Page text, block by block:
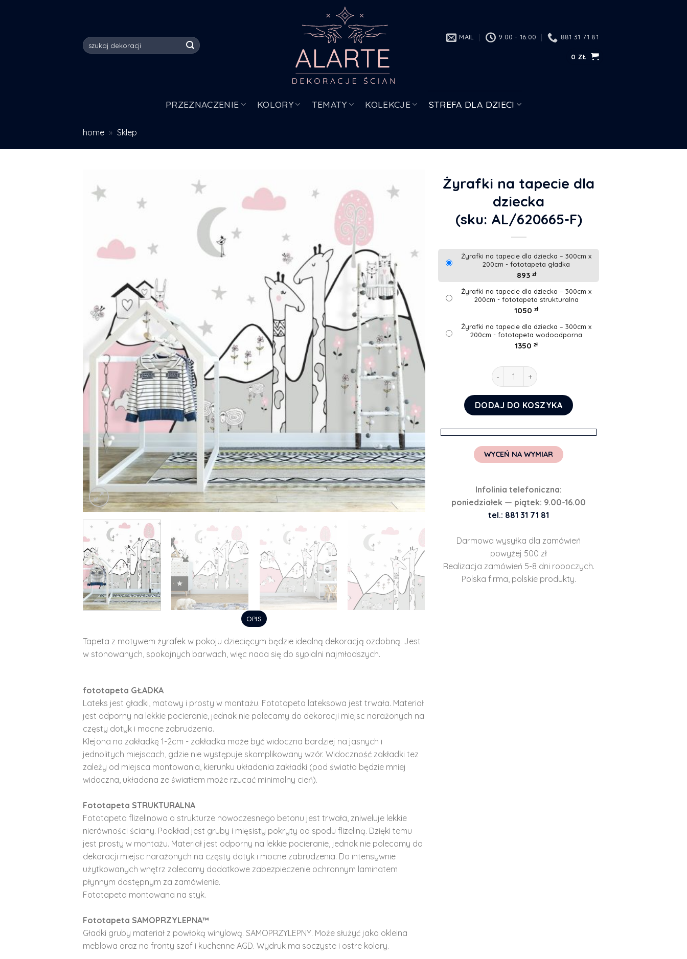
Szukaj:
MAIL 9:00 - 16:00 881 31 71 81
0 ZŁ
PRZEZNACZENIE KOLORY TEMATY KOLEKCJE STREFA DLA DZIECI
home » Sklep
OPIS
Tapeta z motywem żyrafek w pokoju dziecięcym będzie idealną dekoracją ozdobną. Jest
w stonowanych, spokojnych barwach, więc nada się do sypialni najmłodszych.
fototapeta GŁADKA
Lateks jest gładki, matowy i prosty w montażu. Fototapeta lateksowa jest trwała. Materiał
jest odporny na lekkie pocieranie, jednak nie polecamy do dekoracji miejsc narażonych na
częsty dotyk i mocne zabrudzenia.
Klejona na zakładkę 1-2cm - zakładka może być widoczna bardziej na jasnych i
jednolitych miejscach, gdzie nie występuje skomplikowany wzór. Widoczność zakładki tez
zależy od miejsca montowania, kierunku układania zakładki (pod światło będzie mniej
widoczna, układana ze światłem może rzucać minimalny cień).
Fototapeta STRUKTURALNA
Fototapeta flizelinowa o strukturze nowoczesnego betonu jest trwała, zniweluje lekkie
nierówności ściany. Podkład jest gruby i mięsisty pokryty od spodu flizeliną. Dzięki temu
jest prosty w montażu. Materiał jest odporny na lekkie pocieranie, jednak nie polecamy do
dekoracji miejsc narażonych na częsty dotyk i mocne zabrudzenia. Do intensywnie
użytkowanych wnętrz zalecamy dodatkowe zabezpieczenie ochronnym laminatem
płynnym dostępnym za zamówienie.
Fototapeta montowana na styk.
Fototapeta SAMOPRZYLEPNA™
Gładki gruby materiał z powłoką winylową. SAMOPRZYLEPNY. Może służyć jako okleina
meblowa oraz na fronty szaf i kuchenne AGD. Wydruk ma soczyste i ostre kolory.
Żyrafki na tapecie dla
dziecka
(sku: AL/620665-F)
Żyrafki na tapecie dla dziecka – 300cm x
200cm - fototapeta gładka
893 zł
Żyrafki na tapecie dla dziecka – 300cm x
200cm - fototapeta strukturalna
1050 zł
Żyrafki na tapecie dla dziecka – 300cm x
200cm - fototapeta wodoodporna
1350 zł
ilość Żyrafki na tapecie dla dziecka
DODAJ DO KOSZYKA
WYCEŃ NA WYMIAR
Infolinia telefoniczna:
poniedziałek — piątek: 9.00-16.00
tel.: 881 31 71 81
Darmowa wysyłka dla zamówień
powyżej 500 zł
Realizacja zamówień 5-8 dni roboczych.
Polska firma, polskie produkty.